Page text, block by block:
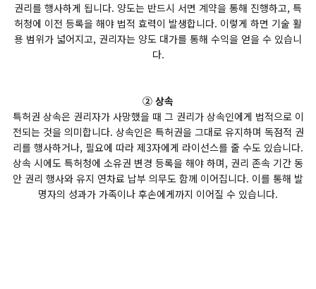
권리를 행사하게 됩니다. 양도는 반드시 서면 계약을 통해 진행하고, 특
허청에 이전 등록을 해야 법적 효력이 발생합니다. 이렇게 하면 기술 활
용 범위가 넓어지고, 권리자는 양도 대가를 통해 수익을 얻을 수 있습니
다.
② 상속
특허권 상속은 권리자가 사망했을 때 그 권리가 상속인에게 법적으로 이
전되는 것을 의미합니다. 상속인은 특허권을 그대로 유지하며 독점적 권
리를 행사하거나, 필요에 따라 제3자에게 라이선스를 줄 수도 있습니다.
상속 시에도 특허청에 소유권 변경 등록을 해야 하며, 권리 존속 기간 동
안 권리 행사와 유지 연차료 납부 의무도 함께 이어집니다. 이를 통해 발
명자의 성과가 가족이나 후손에게까지 이어질 수 있습니다.